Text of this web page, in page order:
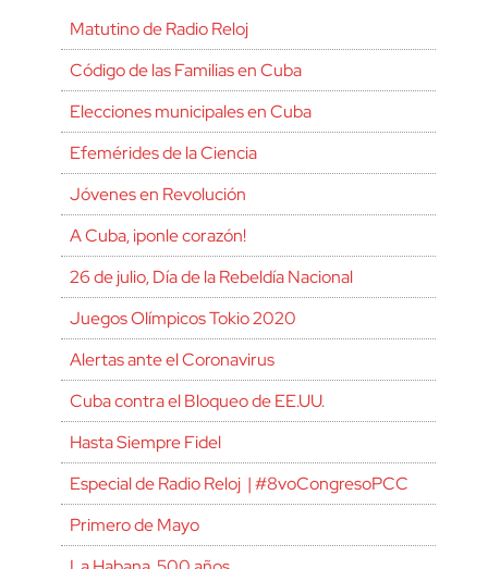
Matutino de Radio Reloj
Código de las Familias en Cuba
Elecciones municipales en Cuba
Efemérides de la Ciencia
Jóvenes en Revolución
A Cuba, ¡ponle corazón!
26 de julio, Día de la Rebeldía Nacional
Juegos Olímpicos Tokio 2020
Alertas ante el Coronavirus
Cuba contra el Bloqueo de EE.UU.
Hasta Siempre Fidel
Especial de Radio Reloj | #8voCongresoPCC
Primero de Mayo